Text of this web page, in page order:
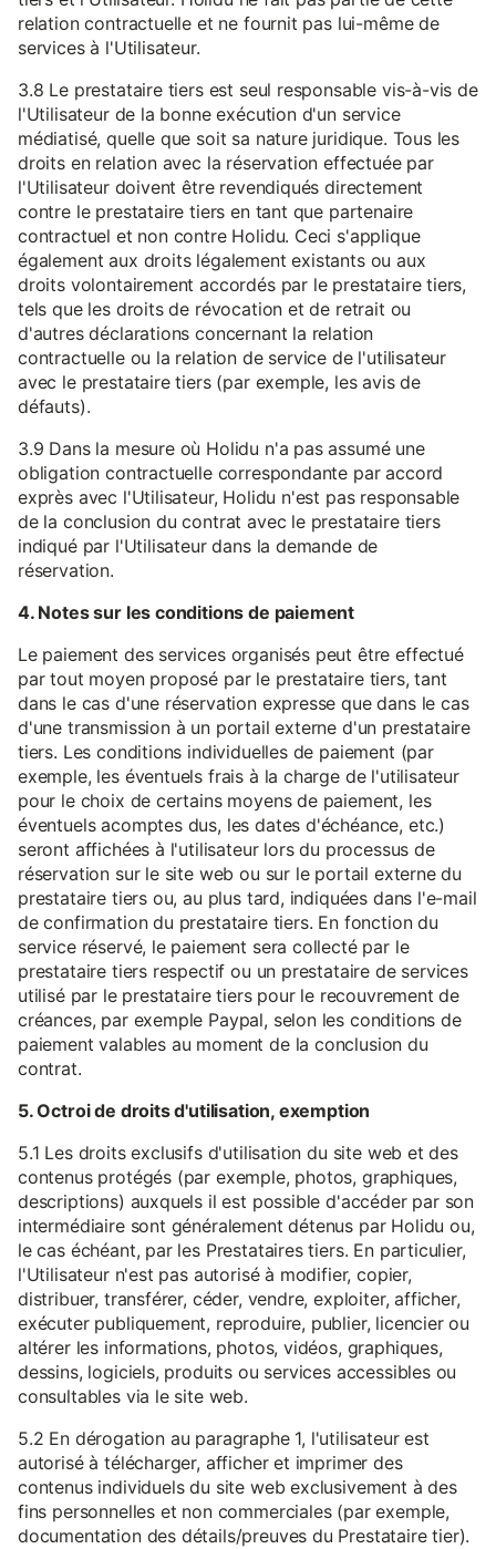
relation contractuelle et ne fournit pas lui-même de
services à l'Utilisateur.
3.8 Le prestataire tiers est seul responsable vis-à-vis de
l'Utilisateur de la bonne exécution d'un service
médiatisé, quelle que soit sa nature juridique. Tous les
droits en relation avec la réservation effectuée par
l'Utilisateur doivent être revendiqués directement
contre le prestataire tiers en tant que partenaire
contractuel et non contre Holidu. Ceci s'applique
également aux droits légalement existants ou aux
droits volontairement accordés par le prestataire tiers,
tels que les droits de révocation et de retrait ou
d'autres déclarations concernant la relation
contractuelle ou la relation de service de l'utilisateur
avec le prestataire tiers (par exemple, les avis de
défauts).
3.9 Dans la mesure où Holidu n'a pas assumé une
obligation contractuelle correspondante par accord
exprès avec l'Utilisateur, Holidu n'est pas responsable
de la conclusion du contrat avec le prestataire tiers
indiqué par l'Utilisateur dans la demande de
réservation.
4. Notes sur les conditions de paiement
Le paiement des services organisés peut être effectué
par tout moyen proposé par le prestataire tiers, tant
dans le cas d'une réservation expresse que dans le cas
d'une transmission à un portail externe d'un prestataire
tiers. Les conditions individuelles de paiement (par
exemple, les éventuels frais à la charge de l'utilisateur
pour le choix de certains moyens de paiement, les
éventuels acomptes dus, les dates d'échéance, etc.)
seront affichées à l'utilisateur lors du processus de
réservation sur le site web ou sur le portail externe du
prestataire tiers ou, au plus tard, indiquées dans l'e-mail
de confirmation du prestataire tiers. En fonction du
service réservé, le paiement sera collecté par le
prestataire tiers respectif ou un prestataire de services
utilisé par le prestataire tiers pour le recouvrement de
créances, par exemple Paypal, selon les conditions de
paiement valables au moment de la conclusion du
contrat.
5. Octroi de droits d'utilisation, exemption
5.1 Les droits exclusifs d'utilisation du site web et des
contenus protégés (par exemple, photos, graphiques,
descriptions) auxquels il est possible d'accéder par son
intermédiaire sont généralement détenus par Holidu ou,
le cas échéant, par les Prestataires tiers. En particulier,
l'Utilisateur n'est pas autorisé à modifier, copier,
distribuer, transférer, céder, vendre, exploiter, afficher,
exécuter publiquement, reproduire, publier, licencier ou
altérer les informations, photos, vidéos, graphiques,
dessins, logiciels, produits ou services accessibles ou
consultables via le site web.
5.2 En dérogation au paragraphe 1, l'utilisateur est
autorisé à télécharger, afficher et imprimer des
contenus individuels du site web exclusivement à des
fins personnelles et non commerciales (par exemple,
documentation des détails/preuves du Prestataire tier).